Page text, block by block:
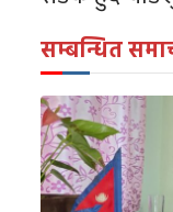
सम्बन्धित